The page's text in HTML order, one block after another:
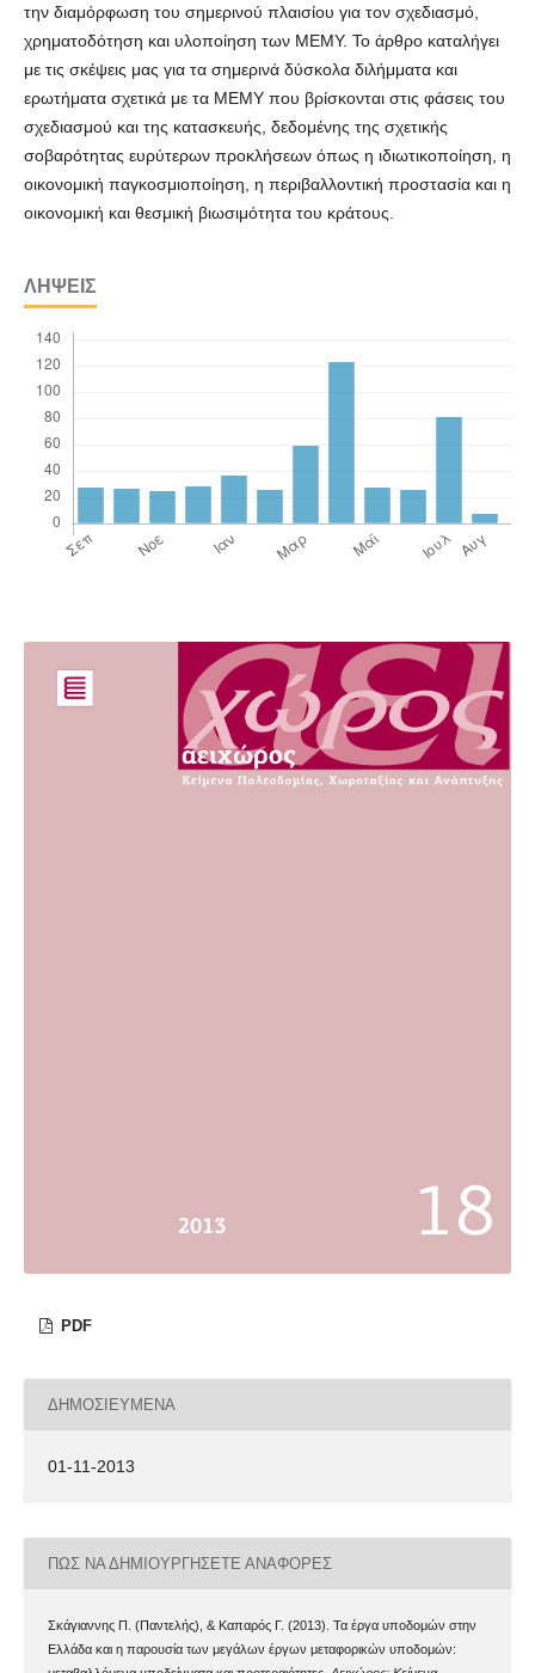
την διαμόρφωση του σημερινού πλαισίου για τον σχεδιασμό,
χρηματοδότηση και υλοποίηση των ΜΕΜΥ. Το άρθρο καταλήγει
με τις σκέψεις μας για τα σημερινά δύσκολα διλήμματα και
ερωτήματα σχετικά με τα ΜΕΜΥ που βρίσκονται στις φάσεις του
σχεδιασμού και της κατασκευής, δεδομένης της σχετικής
σοβαρότητας ευρύτερων προκλήσεων όπως η ιδιωτικοποίηση, η
οικονομική παγκοσμιοποίηση, η περιβαλλοντική προστασία και η
οικονομική και θεσμική βιωσιμότητα του κράτους.
ΛΉΨΕΙΣ
PDF
ΔΗΜΟΣΙΕΥΜΈΝΑ
01-11-2013
ΠΏΣ ΝΑ ΔΗΜΙΟΥΡΓΉΣΕΤΕ ΑΝΑΦΟΡΈΣ
Σκάγιαννης Π. (Παντελής), & Καπαρός Γ. (2013). Τα έργα υποδομών στην
Ελλάδα και η παρουσία των μεγάλων έργων μεταφορικών υποδομών: